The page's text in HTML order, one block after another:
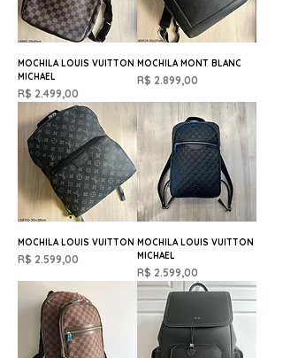
MOCHILA LOUIS VUITTON
MICHAEL
Preço
R$ 2.499,00
MOCHILA MONT BLANC
Preço
R$ 2.899,00
MOCHILA LOUIS VUITTON
Preço
R$ 2.599,00
MOCHILA LOUIS VUITTON
MICHAEL
Preço
R$ 2.599,00